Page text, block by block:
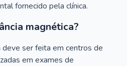
fornecido pela clínica.
magnética?
ser feita em centros de
em exames de